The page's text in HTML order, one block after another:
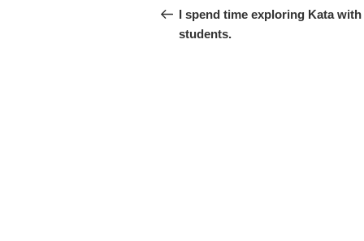
稿
ナ
の
投
I spend time exploring Kata
students.